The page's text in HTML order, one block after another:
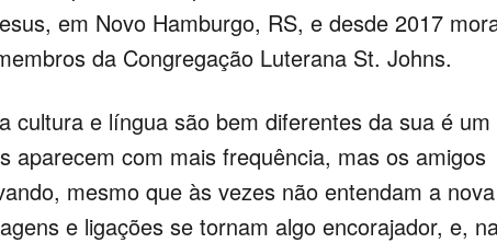
em Novo Hamburgo, RS, e desde 2017
da Congregação Luterana St. Johns.
cultura e língua são bem diferentes da sua é um
aparecem com mais frequência, mas os amigos
mesmo que às vezes não entendam a nova
e ligações se tornam algo encorajador, e,